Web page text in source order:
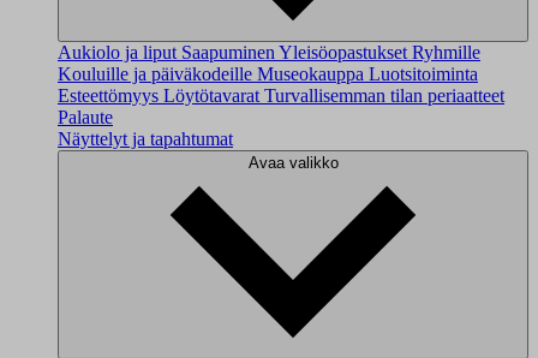
Aukiolo ja liput Saapuminen Yleisöopastukset Ryhmille
Kouluille ja päiväkodeille Museokauppa Luotsitoiminta
Esteettömyys Löytötavarat Turvallisemman tilan periaatteet
Palaute
Näyttelyt ja tapahtumat
Avaa valikko